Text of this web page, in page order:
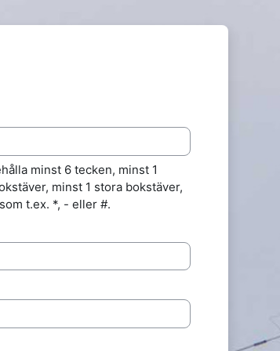
minst 6 tecken, minst 1
minst 1 stora bokstäver,
t.ex. *, - eller #.